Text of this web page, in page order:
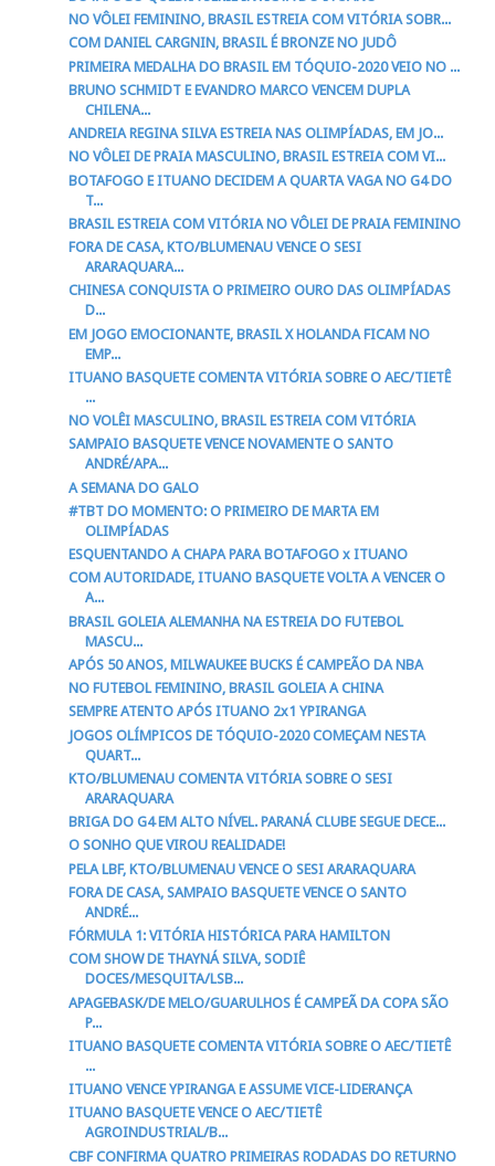
NO VÔLEI FEMININO, BRASIL ESTREIA COM VITÓRIA SOBR...
COM DANIEL CARGNIN, BRASIL É BRONZE NO JUDÔ
PRIMEIRA MEDALHA DO BRASIL EM TÓQUIO-2020 VEIO NO ...
BRUNO SCHMIDT E EVANDRO MARCO VENCEM DUPLA
CHILENA...
ANDREIA REGINA SILVA ESTREIA NAS OLIMPÍADAS, EM JO...
NO VÔLEI DE PRAIA MASCULINO, BRASIL ESTREIA COM VI...
BOTAFOGO E ITUANO DECIDEM A QUARTA VAGA NO G4 DO
T...
BRASIL ESTREIA COM VITÓRIA NO VÔLEI DE PRAIA FEMININO
FORA DE CASA, KTO/BLUMENAU VENCE O SESI
ARARAQUARA...
CHINESA CONQUISTA O PRIMEIRO OURO DAS OLIMPÍADAS
D...
EM JOGO EMOCIONANTE, BRASIL X HOLANDA FICAM NO
EMP...
ITUANO BASQUETE COMENTA VITÓRIA SOBRE O AEC/TIETÊ
...
NO VOLÊI MASCULINO, BRASIL ESTREIA COM VITÓRIA
SAMPAIO BASQUETE VENCE NOVAMENTE O SANTO
ANDRÉ/APA...
A SEMANA DO GALO
#TBT DO MOMENTO: O PRIMEIRO DE MARTA EM
OLIMPÍADAS
ESQUENTANDO A CHAPA PARA BOTAFOGO x ITUANO
COM AUTORIDADE, ITUANO BASQUETE VOLTA A VENCER O
A...
BRASIL GOLEIA ALEMANHA NA ESTREIA DO FUTEBOL
MASCU...
APÓS 50 ANOS, MILWAUKEE BUCKS É CAMPEÃO DA NBA
NO FUTEBOL FEMININO, BRASIL GOLEIA A CHINA
SEMPRE ATENTO APÓS ITUANO 2x1 YPIRANGA
JOGOS OLÍMPICOS DE TÓQUIO-2020 COMEÇAM NESTA
QUART...
KTO/BLUMENAU COMENTA VITÓRIA SOBRE O SESI
ARARAQUARA
BRIGA DO G4 EM ALTO NÍVEL. PARANÁ CLUBE SEGUE DECE...
O SONHO QUE VIROU REALIDADE!
PELA LBF, KTO/BLUMENAU VENCE O SESI ARARAQUARA
FORA DE CASA, SAMPAIO BASQUETE VENCE O SANTO
ANDRÉ...
FÓRMULA 1: VITÓRIA HISTÓRICA PARA HAMILTON
COM SHOW DE THAYNÁ SILVA, SODIÊ
DOCES/MESQUITA/LSB...
APAGEBASK/DE MELO/GUARULHOS É CAMPEÃ DA COPA SÃO
P...
ITUANO BASQUETE COMENTA VITÓRIA SOBRE O AEC/TIETÊ
...
ITUANO VENCE YPIRANGA E ASSUME VICE-LIDERANÇA
ITUANO BASQUETE VENCE O AEC/TIETÊ
AGROINDUSTRIAL/B...
CBF CONFIRMA QUATRO PRIMEIRAS RODADAS DO RETURNO